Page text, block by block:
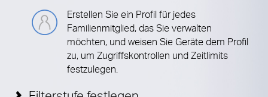
Erstellen Sie ein Profil für jedes
Familienmitglied, das Sie verwalten
möchten, und weisen Sie Geräte dem Profil
zu, um Zugriffskontrollen und Zeitlimits
festzulegen.